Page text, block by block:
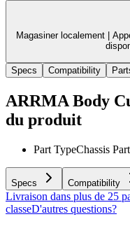
Magasiner localement |
Specs Compatibility
ARRMA Body
du produit
Part TypeChassis
Specs Compatibility
Livraison dans plus de 25
classeD'autres questions?